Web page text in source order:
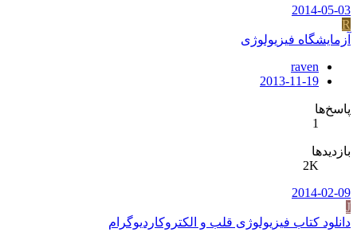
2014-05-03
R
آزمایشگاه فیزیولوژی
raven
2013-11-19
پاسخ‌ها
1
بازدیدها
2K
2014-02-09
J
دانلود کتاب فیزیولوژی قلب و الکتروکاردیوگرام